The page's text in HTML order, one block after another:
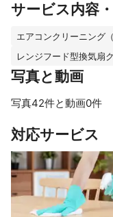
サービス内容
エアコンクリーニング（
レンジフード型換気扇
写真と動画
写真42件と動画0件
対応サービス